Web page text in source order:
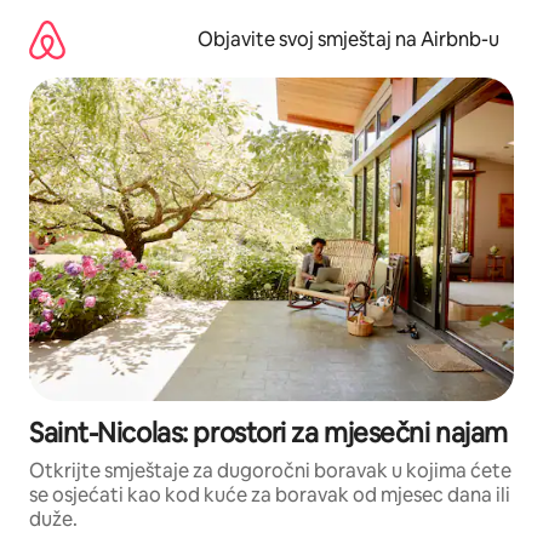
sadržaj
Objavite svoj smještaj na Airbnb-u
Saint-Nicolas: prostori za mjesečni najam
Otkrijte smještaje za dugoročni boravak u kojima ćete
se osjećati kao kod kuće za boravak od mjesec dana ili
duže.